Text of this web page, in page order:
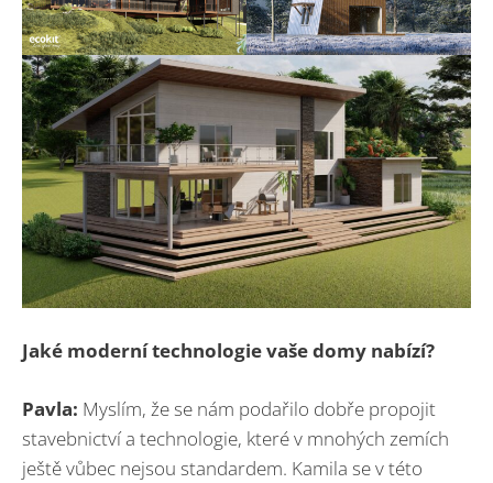
Jaké moderní technologie vaše domy nabízí?
Pavla: Myslím, že se nám podařilo dobře propojit
stavebnictví a technologie, které v mnohých zemích
ještě vůbec nejsou standardem. Kamila se v této